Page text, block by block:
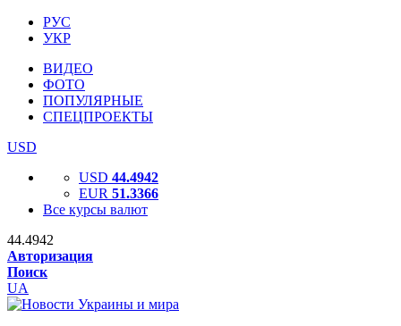
РУС
УКР
ВИДЕО
ФОТО
ПОПУЛЯРНЫЕ
СПЕЦПРОЕКТЫ
USD
USD 44.4942
EUR 51.3366
Все курсы валют
44.4942
Авторизация
Поиск
UA